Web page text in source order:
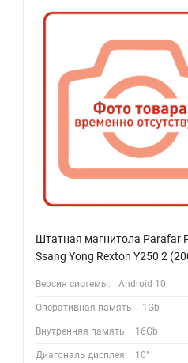
Штатная магнитола Parafar
Ssang Yong Rexton Y250 2
Версия системы: Android 10
Оперативная память: 1Gb
Внутренняя память: 16Gb
Диагональ дисплея: 10"